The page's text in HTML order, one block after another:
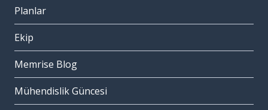
Planlar
Ekip
Memrise Blog
Mühendislik Güncesi